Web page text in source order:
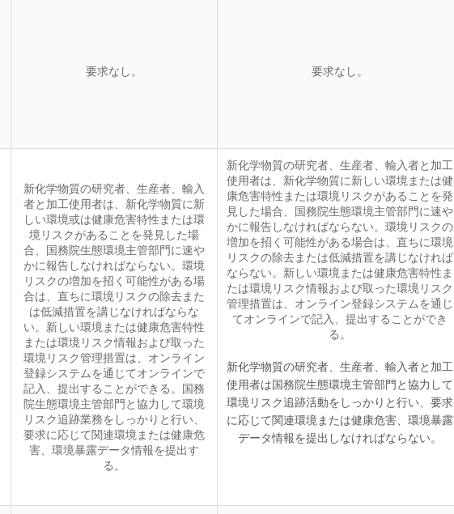
要求なし。 要求なし。
新化学物質の研究者、生産者、輸入
者と加工使用者は、新化学物質に新
しい環境或は健康危害特性または環
境リスクがあることを発見した場
合、国務院生態環境主管部門に速や
かに報告しなければならない。環境
リスクの増加を招く可能性がある場
合は、直ちに環境リスクの除去また
は低減措置を講じなければならな
い。新しい環境または健康危害特性
または環境リスク情報および取った
環境リスク管理措置は、オンライン
登録システムを通じてオンラインで
記入、提出することができる。国務
院生態環境主管部門と協力して環境
リスク追跡業務をしっかりと行い、
要求に応じて関連環境または健康危
害、環境暴露データ情報を提出す
る。
新化学物質の研究者、生産者、輸入者と加工
使用者は、新化学物質に新しい環境または健
康危害特性または環境リスクがあることを発
見した場合、国務院生態環境主管部門に速や
かに報告しなければならない。環境リスクの
増加を招く可能性がある場合は、直ちに環境
リスクの除去または低減措置を講じなければ
ならない。新しい環境または健康危害特性ま
たは環境リスク情報および取った環境リスク
管理措置は、オンライン登録システムを通じ
てオンラインで記入、提出することができ
る。
新化学物質の研究者、生産者、輸入者と加工
使用者は国務院生態環境主管部門と協力して
環境リスク追跡活動をしっかりと行い、要求
に応じて関連環境または健康危害、環境暴露
データ情報を提出しなければならない。